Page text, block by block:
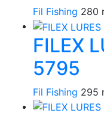
Fil Fishing 280
FILEX
5795
Fil Fishing 295